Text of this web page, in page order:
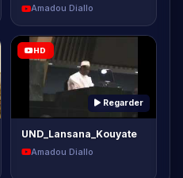
Regarder
UND_Lansana_Kouyate
Amadou Diallo